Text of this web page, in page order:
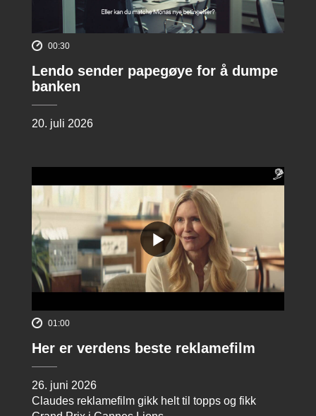
00:30
Lendo sender papegøye for å dumpe
banken
20. juli 2026
01:00
Her er verdens beste reklamefilm
26. juni 2026
Claudes reklamefilm gikk helt til topps og fikk